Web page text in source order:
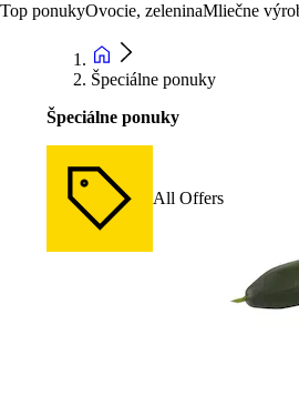
Top ponukyOvocie, zeleninaMliečne
Špeciálne ponuky
Špeciálne ponuky
All Offers